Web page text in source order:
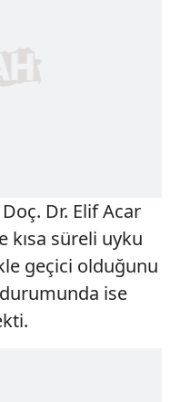
Dr. Elif Acar
kısa süreli uyku
geçici olduğunu
ise